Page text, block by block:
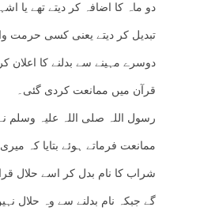
دو ماہ کا اضافہ کر دیتے تھے یا
تبدیل کر دیتے یعنی کسی حرمت
دوسرے مہینے سے بدلنے کا اعلان
قرآن میں ممانعت کردی گئی۔
رسول اللہ صلی اللہ علیہ
ممانعت فرماتے ہوئے بتایا کہ
شراب کا نام بدل کر اسے حلال
گے جبکہ نام بدلنے سے وہ حلال